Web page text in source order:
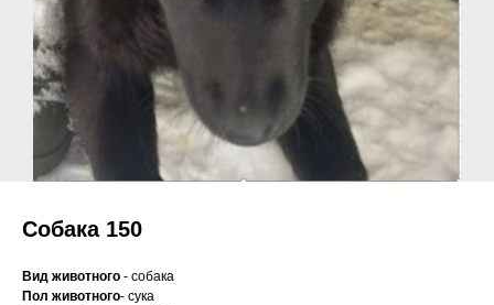
Собака 150
Вид животного - собака
Пол животного- сука